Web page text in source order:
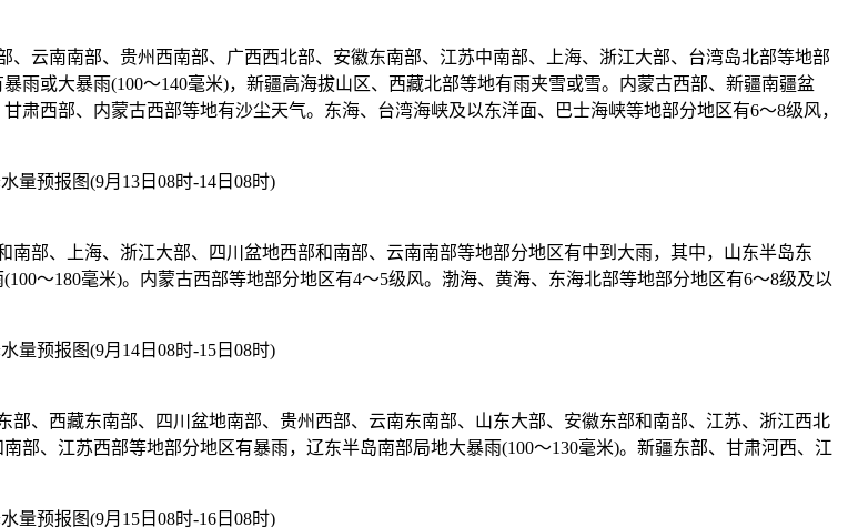
云南南部、贵州西南部、广西西北部、安徽东南部、江苏中南部、上海、浙江大部、台湾岛北部等地部
雨或大暴雨(100～140毫米)，新疆高海拔山区、西藏北部等地有雨夹雪或雪。内蒙古西部、新疆南疆盆
西部、内蒙古西部等地有沙尘天气。东海、台湾海峡及以东洋面、巴士海峡等地部分地区有6～8级风，
部、上海、浙江大部、四川盆地西部和南部、云南南部等地部分地区有中到大雨，其中，山东半岛东
～180毫米)。内蒙古西部等地部分地区有4～5级风。渤海、黄海、东海北部等地部分地区有6～8级及以
、西藏东南部、四川盆地南部、贵州西部、云南东南部、山东大部、安徽东部和南部、江苏、浙江西北
、江苏西部等地部分地区有暴雨，辽东半岛南部局地大暴雨(100～130毫米)。新疆东部、甘肃河西、江